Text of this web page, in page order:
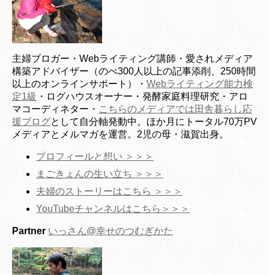
主婦ブロガー・Webライティング講師・愛されメディア
構築アドバイザー（のべ300人以上の記事添削、250時間
以上のオンラインサポート）・ Webライティング能力検
定1級 ・ログハウスオーナー・発酵家庭料理研究・アロ
マコーディネター・ こちらのメディアでは田舎暮らし応
援ブログとして自分軸発動中。ほか月にトータル70万PV
メディアとメルマガを運営。2児の母・滋賀出身。
プロフィールと想い ＞＞＞
まごきょんの生い立ち ＞＞＞
夫婦のストーリーはこちら ＞＞＞
YouTubeチャンネルはこちら＞＞＞
Partner いっさん@幸せのつむぎかた